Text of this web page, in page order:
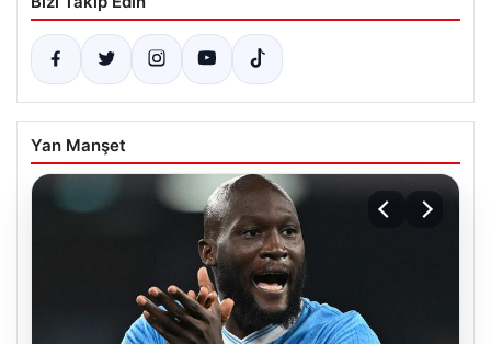
Yan Manşet